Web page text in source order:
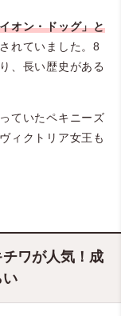
オン・ドッグ」と
されていました。8
、長い歴史がある
ていたペキニーズ
ィクトリア女王も
ワが人気！成
い